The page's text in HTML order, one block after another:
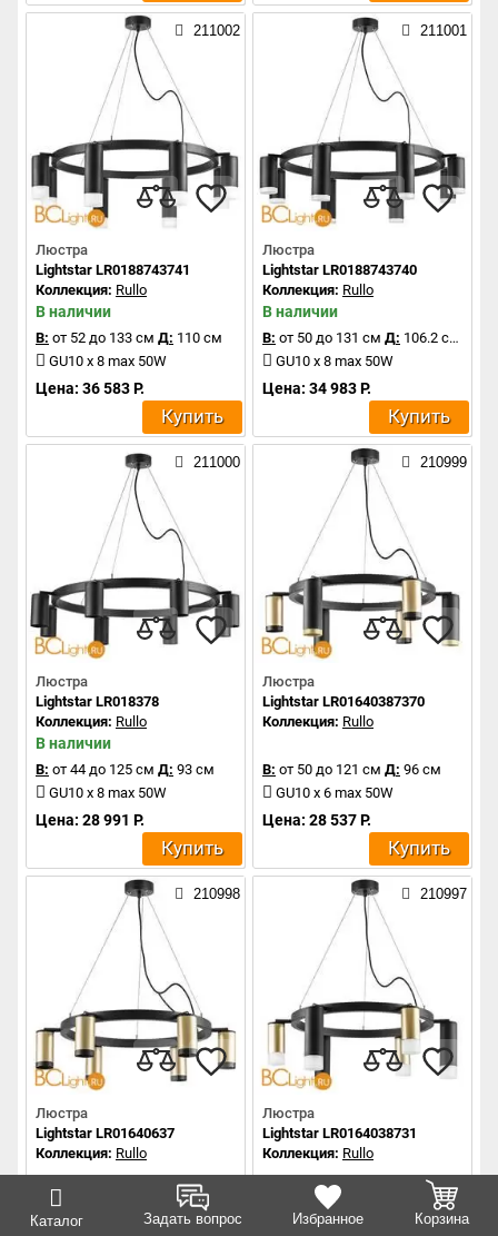
Каталог Задать вопрос Избранное Корзина
211002
Люстра
Lightstar LR0188743741
Коллекция: Rullo
В наличии
В: от 52 до 133 см Д: 110 см
GU10 x 8 max 50W
Цена: 36 583 Р.
Купить
211001
Люстра
Lightstar LR0188743740
Коллекция: Rullo
В наличии
В: от 50 до 131 см Д: 106.2 см
GU10 x 8 max 50W
Цена: 34 983 Р.
Купить
211000
Люстра
Lightstar LR018378
Коллекция: Rullo
В наличии
В: от 44 до 125 см Д: 93 см
GU10 x 8 max 50W
Цена: 28 991 Р.
Купить
210999
Люстра
Lightstar LR01640387370
Коллекция: Rullo
В: от 50 до 121 см Д: 96 см
GU10 x 6 max 50W
Цена: 28 537 Р.
Купить
210998
Люстра
Lightstar LR01640637
Коллекция: Rullo
86 см
GU10 x 6 max 50W
210997
Люстра
Lightstar LR0164038731
Коллекция: Rullo
от 52 до 123 см
100 см
GU10 x 6 max 50W